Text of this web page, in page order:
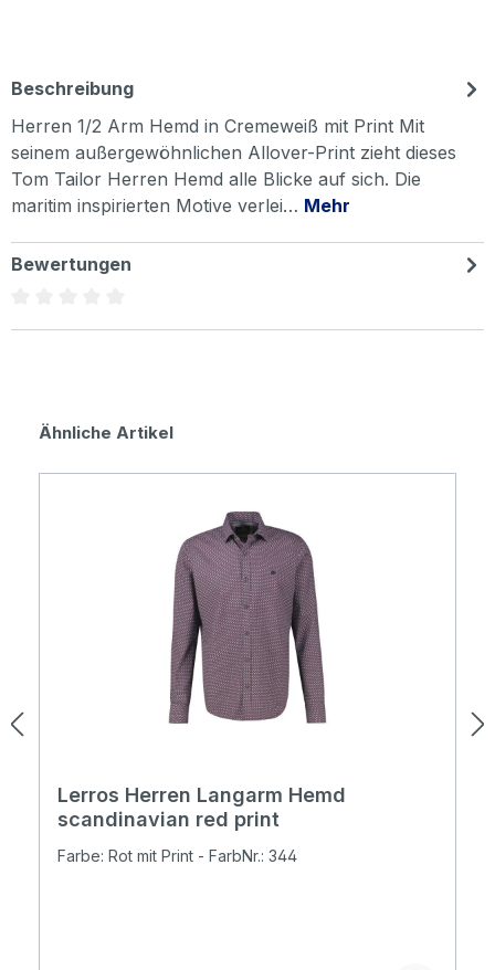
Beschreibung
Herren 1/2 Arm Hemd in Cremeweiß mit Print Mit
seinem außergewöhnlichen Allover-Print zieht dieses
Tom Tailor Herren Hemd alle Blicke auf sich. Die
maritim inspirierten Motive verlei… Mehr
Bewertungen
Produktgalerie überspringen
Ähnliche Artikel
Lerros Herren Langarm Hemd
scandinavian red print
Farbe: Rot mit Print - FarbNr.: 344